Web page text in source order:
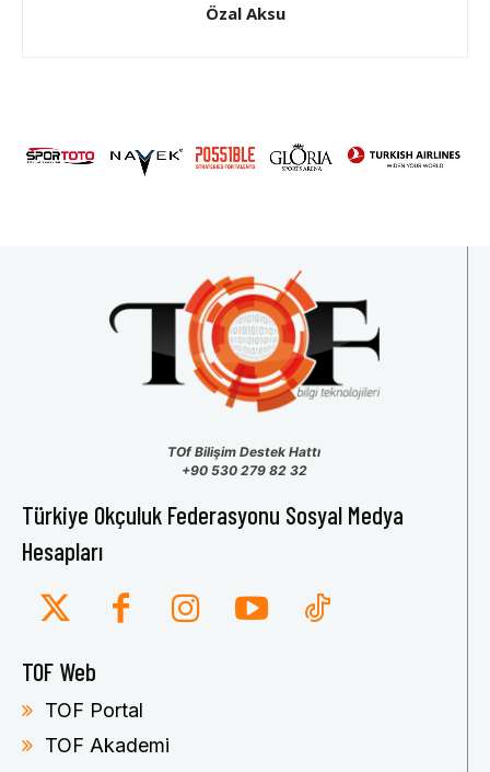
Özal Aksu
TOf Bilişim Destek Hattı
+90 530 279 82 32
Türkiye Okçuluk Federasyonu Sosyal Medya
Hesapları
TOF Web
TOF Portal
TOF Akademi